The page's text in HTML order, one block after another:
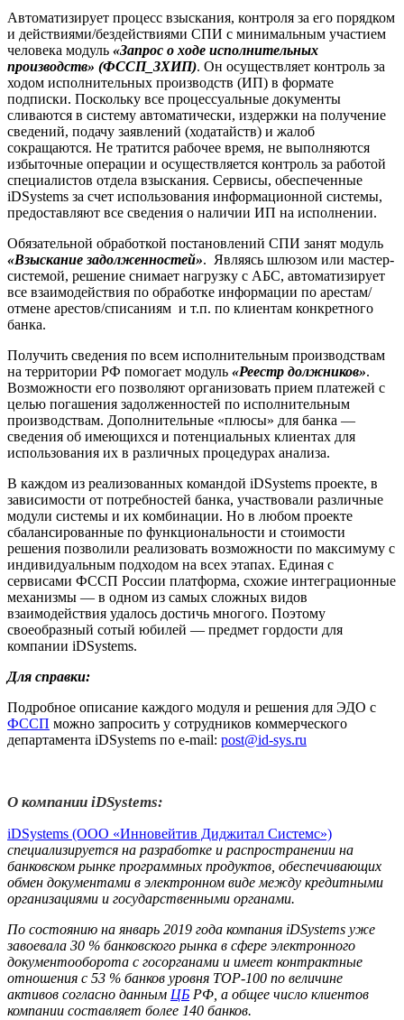
Автоматизирует процесс взыскания, контроля за его порядком
и действиями/бездействиями СПИ с минимальным участием
человека модуль «Запрос о ходе исполнительных
производств» (ФССП_ЗХИП). Он осуществляет контроль за
ходом исполнительных производств (ИП) в формате
подписки. Поскольку все процессуальные документы
сливаются в систему автоматически, издержки на получение
сведений, подачу заявлений (ходатайств) и жалоб
сокращаются. Не тратится рабочее время, не выполняются
избыточные операции и осуществляется контроль за работой
специалистов отдела взыскания. Сервисы, обеспеченные
iDSystems за счет использования информационной системы,
предоставляют все сведения о наличии ИП на исполнении.
Обязательной обработкой постановлений СПИ занят модуль
«Взыскание задолженностей». Являясь шлюзом или мастер-
системой, решение снимает нагрузку с АБС, автоматизирует
все взаимодействия по обработке информации по арестам/
отмене арестов/списаниям и т.п. по клиентам конкретного
банка.
Получить сведения по всем исполнительным производствам
на территории РФ помогает модуль «Реестр должников».
Возможности его позволяют организовать прием платежей с
целью погашения задолженностей по исполнительным
производствам. Дополнительные «плюсы» для банка —
сведения об имеющихся и потенциальных клиентах для
использования их в различных процедурах анализа.
В каждом из реализованных командой iDSystems проекте, в
зависимости от потребностей банка, участвовали различные
модули системы и их комбинации. Но в любом проекте
сбалансированные по функциональности и стоимости
решения позволили реализовать возможности по максимуму с
индивидуальным подходом на всех этапах. Единая с
сервисами ФССП России платформа, схожие интеграционные
механизмы — в одном из самых сложных видов
взаимодействия удалось достичь многого. Поэтому
своеобразный сотый юбилей — предмет гордости для
компании iDSystems.
Для справки:
Подробное описание каждого модуля и решения для ЭДО с
ФССП можно запросить у сотрудников коммерческого
департамента iDSystems по e-mail: post@id-sys.ru
О компании iDSystems:
iDSystems (ООО «Инновейтив Диджитал Системс»)
специализируется на разработке и распространении на
банковском рынке программных продуктов, обеспечивающих
обмен документами в электронном виде между кредитными
организациями и государственными органами.
По состоянию на январь 2019 года компания iDSystems уже
завоевала 30 % банковского рынка в сфере электронного
документооборота с госорганами и имеет контрактные
отношения с 53 % банков уровня TOP-100 по величине
активов согласно данным ЦБ РФ, а общее число клиентов
компании составляет более 140 банков.